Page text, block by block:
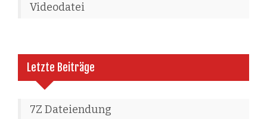
Videodatei
Letzte Beiträge
7Z Dateiendung